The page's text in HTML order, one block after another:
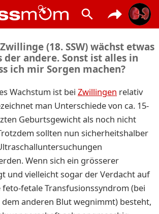
(18. SSW) wächst etwas
der andere. Sonst ist alles in
ich mir Sorgen machen?
Wachstum ist bei Zwillingen relativ
man Unterschiede von ca. 15-
Geburtsgewicht als noch nicht
sollten nun sicherheitshalber
Wenn sich ein grösserer
und vielleicht sogar der Verdacht auf
feto-fetale Transfusionssyndrom (bei
anderen Blut wegnimmt) besteht,